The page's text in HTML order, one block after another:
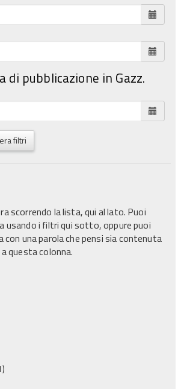
di pubblicazione in Gazz.
filtri
scorrendo la lista, qui al lato. Puoi
usando i filtri qui sotto, oppure puoi
con una parola che pensi sia contenuta
questa colonna.